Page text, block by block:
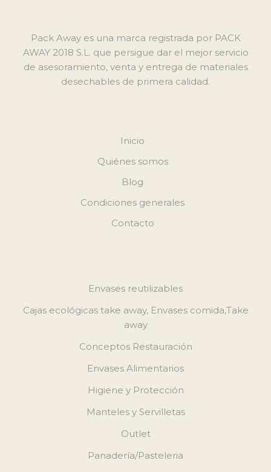
Pack Away es una marca registrada por PACK
AWAY 2018 S.L. que persigue dar el mejor servicio
de asesoramiento, venta y entrega de materiales
desechables de primera calidad.
Inicio
Quiénes somos
Blog
Condiciones generales
Contacto
Envases reutilizables
Cajas ecológicas take away, Envases comida,Take
away
Conceptos Restauración
Envases Alimentarios
Higiene y Protección
Manteles y Servilletas
Outlet
Panadería/Pasteleria